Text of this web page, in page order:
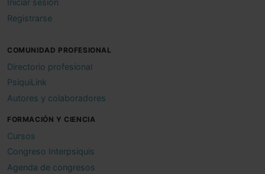
Iniciar sesión
Registrarse
COMUNIDAD PROFESIONAL
Directorio profesional
PsiquiLink
Autores y colaboradores
FORMACIÓN Y CIENCIA
Cursos
Congreso Interpsiquis
Agenda de congresos